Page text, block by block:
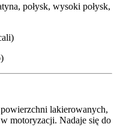
połysk, wysoki połysk,
lakierowanych,
motoryzacji. Nadaje się do